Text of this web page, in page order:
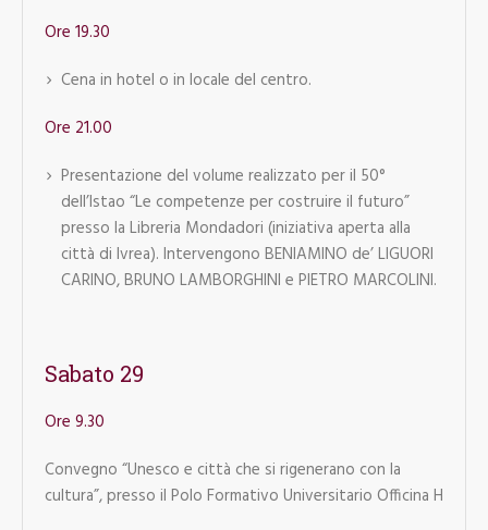
Ore 19.30
Cena in hotel o in locale del centro.
Ore 21.00
Presentazione del volume realizzato per il 50°
dell’Istao “Le competenze per costruire il futuro”
presso la Libreria Mondadori (iniziativa aperta alla
città di Ivrea). Intervengono BENIAMINO de’ LIGUORI
CARINO, BRUNO LAMBORGHINI e PIETRO MARCOLINI.
Sabato 29
Ore 9.30
Convegno “Unesco e città che si rigenerano con la
cultura”, presso il Polo Formativo Universitario Officina H